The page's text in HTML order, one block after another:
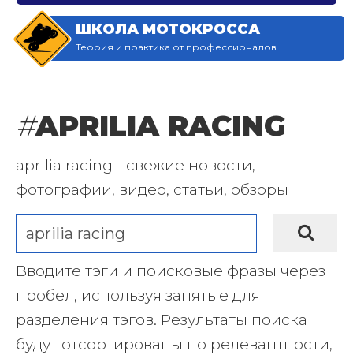
ШКОЛА МОТОКРОССА
Теория и практика от профессионалов
#APRILIA RACING
aprilia racing - свежие новости,
фотографии, видео, статьи, обзоры
Вводите тэги и поисковые фразы через
пробел, используя запятые для
разделения тэгов. Результаты поиска
будут отсортированы по релевантности,